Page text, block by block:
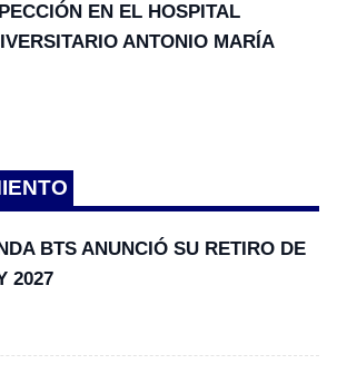
EN EL HOSPITAL
ANTONIO MARÍA
BTS ANUNCIÓ SU RETIRO DE
2027